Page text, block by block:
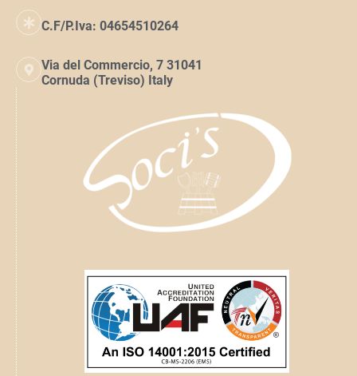
C.F/P.Iva: 04654510264
Via del Commercio, 7 31041
Cornuda (Treviso) Italy